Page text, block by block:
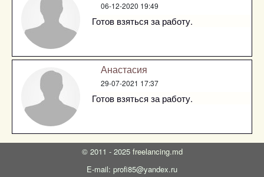
06-12-2020 19:49
Готов взяться за работу.
Анастасия
29-07-2021 17:37
Готов взяться за работу.
© 2011 - 2025 freelancing.md
E-mail: profi85@yandex.ru